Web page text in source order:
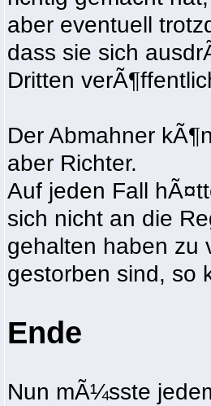
aber eventuell
dass sie sich
Dritten
Der Abmahner
aber Richter.
Auf jeden Fall
sich nicht an die
gehalten haben zu
gestorben sind, so
Ende
Nun mÃ¼sste